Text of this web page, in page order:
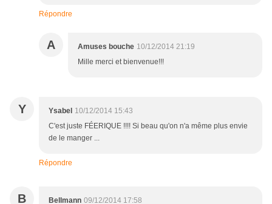
Répondre
A Amuses bouche 10/12/2014 21:19
Mille merci et bienvenue!!!
Y Ysabel 10/12/2014 15:43
C'est juste FÉERIQUE !!!! Si beau qu'on n'a même plus envie
de le manger ...
Répondre
B Bellmann 09/12/2014 17:58